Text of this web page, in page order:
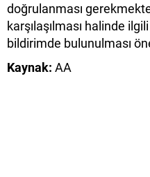
doğrulanması
karşılaşılması halinde
bildirimde bulunulması
Kaynak: AA